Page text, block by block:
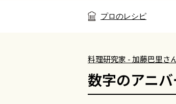
プロのレシピ
料理研究家 - 加藤巴里さ
数字のアニ